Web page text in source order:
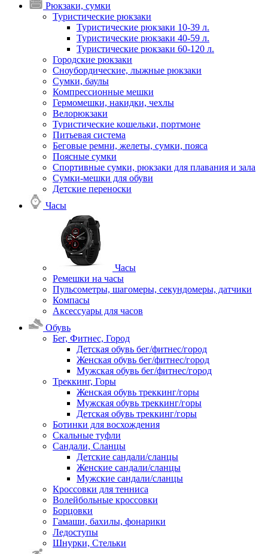
Рюкзаки, сумки
Туристические рюкзаки
Туристические рюкзаки 10-39 л.
Туристические рюкзаки 40-59 л.
Туристические рюкзаки 60-120 л.
Городские рюкзаки
Сноубордические, лыжные рюкзаки
Сумки, баулы
Компрессионные мешки
Гермомешки, накидки, чехлы
Велорюкзаки
Туристические кошельки, портмоне
Питьевая система
Беговые ремни, желеты, сумки, пояса
Поясные сумки
Спортивные сумки, рюкзаки для плавания и зала
Сумки-мешки для обуви
Детские переноски
Часы
Часы
Ремешки на часы
Пульсометры, шагомеры, секундомеры, датчики
Компасы
Аксессуары для часов
Обувь
Бег, Фитнес, Город
Детская обувь бег/фитнес/город
Женская обувь бег/фитнес/город
Мужская обувь бег/фитнес/город
Треккинг, Горы
Женская обувь треккинг/горы
Мужская обувь треккинг/горы
Детская обувь треккинг/горы
Ботинки для восхождения
Скальные туфли
Сандали, Сланцы
Детские сандали/сланцы
Женские сандали/сланцы
Мужские сандали/сланцы
Кроссовки для тенниса
Волейбольные кроссовки
Борцовки
Гамаши, бахилы, фонарики
Ледоступы
Шнурки, Стельки